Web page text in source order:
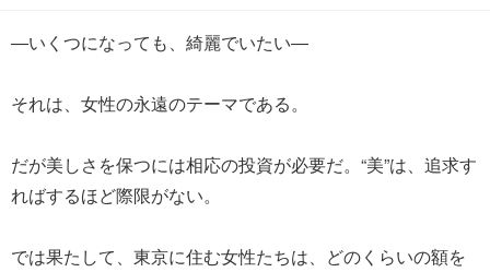
―いくつになっても、綺麗でいたい―
それは、女性の永遠のテーマである。
だが美しさを保つには相応の投資が必要だ。“美”は、追求す
ればするほど際限がない。
では果たして、東京に住む女性たちは、どのくらいの額を